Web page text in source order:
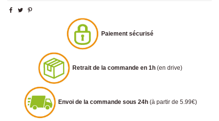
Paiement sécurisé
Retrait de la commande en 1h (en drive)
Envoi de la commande sous 24h (à partir de 5.99€)